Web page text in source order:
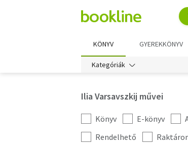
KÖNYV GYEREKKÖNYV
Kategóriák
Ilia Varsavszkij művei
Kategória
szűrés
Könyv E-könyv
További
szűrők
Rendelhető